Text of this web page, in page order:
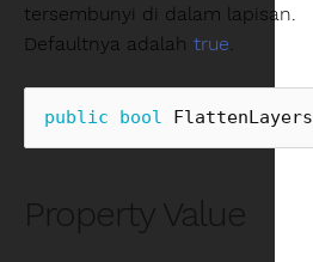
tersembunyi di dalam lapisan.
Defaultnya adalah true.
public bool FlattenLayers
Property Value